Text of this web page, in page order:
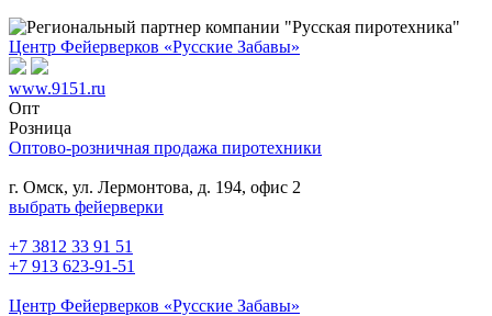
Центр Фейерверков «Русские Забавы»
www.9151.ru
Опт
Розница
Оптово-розничная продажа пиротехники
г. Омск, ул. Лермонтова, д. 194, офис 2
выбрать фейерверки
+7 3812 33 91 51
+7 913 623-91-51
Центр Фейерверков «Русские Забавы»